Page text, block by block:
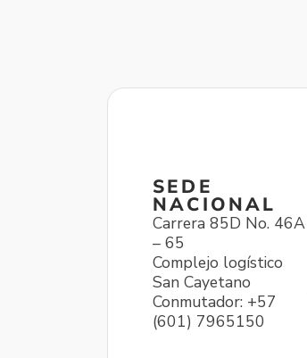
SEDE
NACIONAL
Carrera 85D No. 46A
– 65
Complejo logístico
San Cayetano
Conmutador: +57
(601) 7965150